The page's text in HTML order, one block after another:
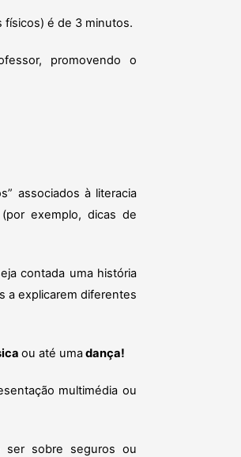
físicos) é de 3 minutos.
promovendo o
associados à literacia
exemplo, dicas de
contada uma história
a explicarem diferentes
ou até umadança!
multimédia ou
ser sobre seguros ou